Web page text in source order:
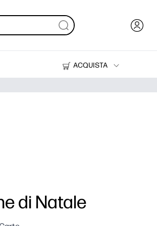
ACQUISTA
Stampanti
di Natale